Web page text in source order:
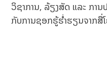
ວິຊາການ, ລ້ຽງສັດ ແລະ ການ
ກັບການຊອກຮູ້ຮໍ່າຮຽນຈາກສື່ໂ